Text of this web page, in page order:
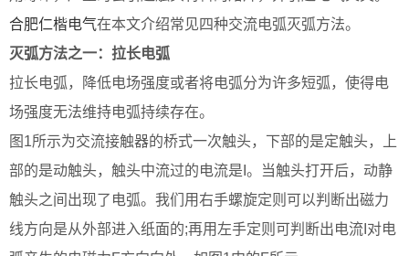
合肥仁楷电气在本文介绍常见四种交流电弧灭弧方法。
灭弧方法之一：拉长电弧
拉长电弧，降低电场强度或者将电弧分为许多短弧，使得电
场强度无法维持电弧持续存在。
图1所示为交流接触器的桥式一次触头，下部的是定触头，上
部的是动触头，触头中流过的电流是I。当触头打开后，动静
触头之间出现了电弧。我们用右手螺旋定则可以判断出磁力
线方向是从外部进入纸面的;再用左手定则可判断出电流I对电